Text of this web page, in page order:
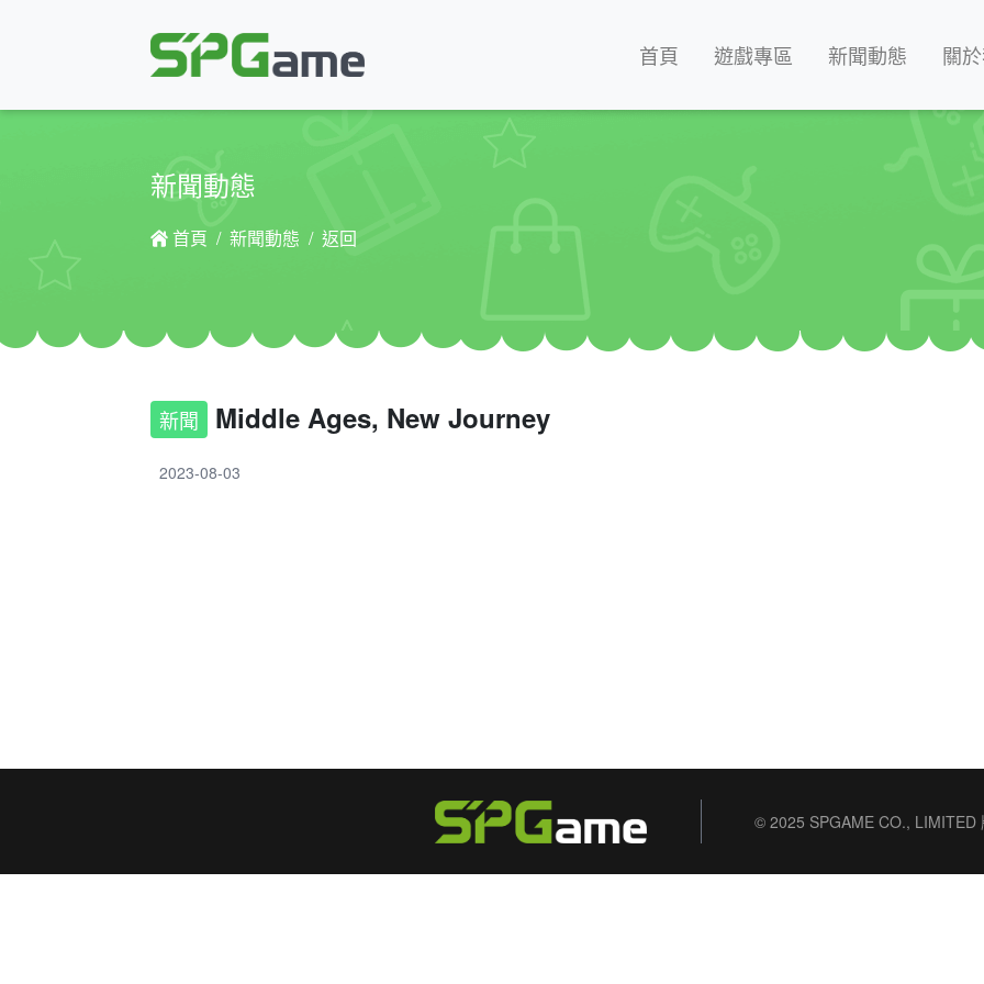
首頁 遊戲專區 新聞動態 關
新聞動態
首頁 新聞動態 返回
新聞 Middle Ages, New Journey
2023-08-03
© 2025 SPGAME CO., LIMITED